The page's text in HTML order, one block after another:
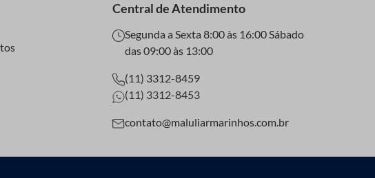
Central de Atendimento
Segunda a Sexta 8:00 às 16:00 Sábado
das 09:00 às 13:00
(11) 3312-8459
(11) 3312-8453
contato@maluliarmarinhos.com.br